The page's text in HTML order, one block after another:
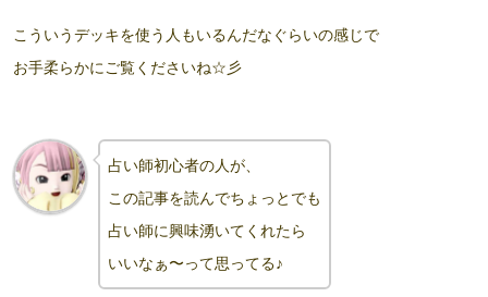
こういうデッキを使う人もいるんだなぐらいの感じで
お手柔らかにご覧くださいね☆彡
占い師初心者の人が、
この記事を読んでちょっとでも
占い師に興味湧いてくれたら
いいなぁ〜って思ってる♪